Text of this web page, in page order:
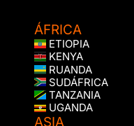
ÁFRICA
ETIOPIA
KENYA
RUANDA
SUDÁFRICA
TANZANIA
UGANDA
ASIA